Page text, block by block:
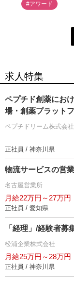
#アワード
求人特集
ペプチド創薬にお
場・創薬プラット
ペプチドリーム株式会社
正社員 / 神奈川県
物流サービスの営業
名古屋営業所
月給22万円～27万円
正社員 / 愛知県
「経理」/経験者募
松浦企業株式会社
月給25万円～28万円
正社員 / 神奈川県